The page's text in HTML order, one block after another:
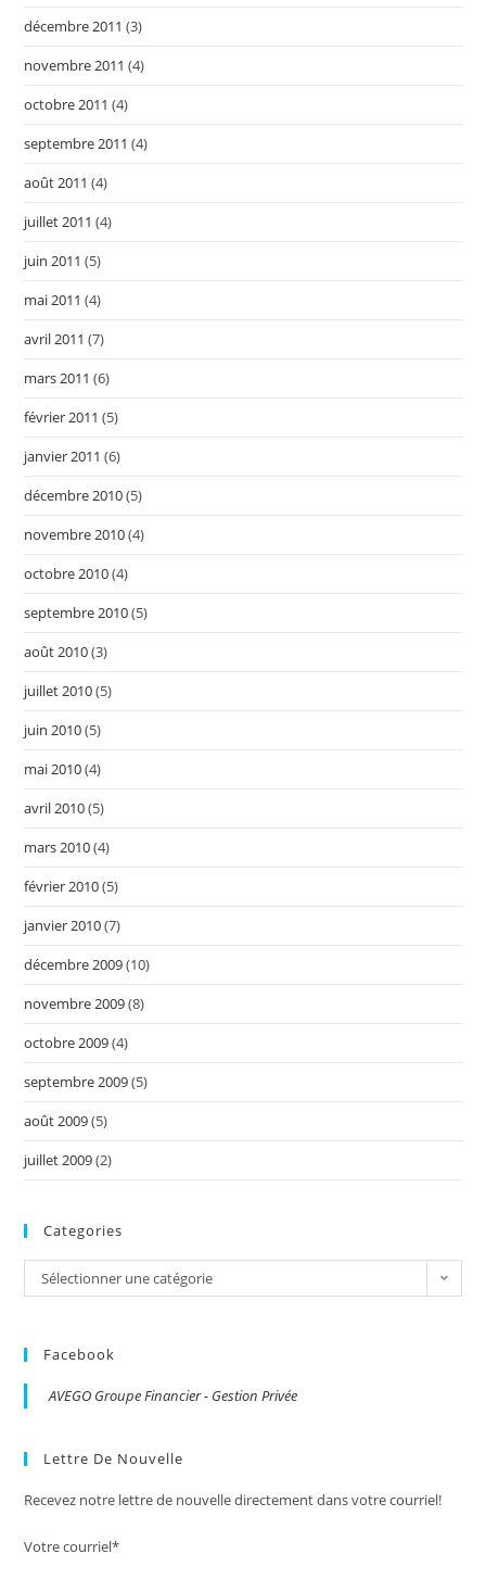
décembre 2011 (3)
novembre 2011 (4)
octobre 2011 (4)
septembre 2011 (4)
août 2011 (4)
juillet 2011 (4)
juin 2011 (5)
mai 2011 (4)
avril 2011 (7)
mars 2011 (6)
février 2011 (5)
janvier 2011 (6)
décembre 2010(5)
novembre 2010(4)
octobre 2010(4)
septembre 2010(5)
août 2010(3)
juillet 2010(5)
juin 2010(5)
mai 2010(4)
avril 2010(5)
mars 2010(4)
février 2010(5)
janvier 2010(7)
décembre 2009(10)
novembre 2009(8)
octobre 2009(4)
septembre 2009(5)
août 2009(5)
juillet 2009(2)
Categories
Categories
Sélectionner une catégorie
Facebook
AVEGO Groupe Financier - Gestion Privée
Lettre De Nouvelle
Recevez notre lettre de nouvelle directement dans votre courriel!
Votre courriel*